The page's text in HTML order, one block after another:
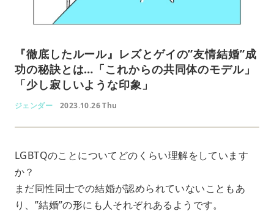
『徹底したルール』レズとゲイの”友情結婚”成
功の秘訣とは…「これからの共同体のモデル」
「少し寂しいような印象」
ジェンダー 2023.10.26 Thu
LGBTQのことについてどのくらい理解をしています
か？
まだ同性同士での結婚が認められていないこともあ
り、”結婚”の形にも人それぞれあるようです。